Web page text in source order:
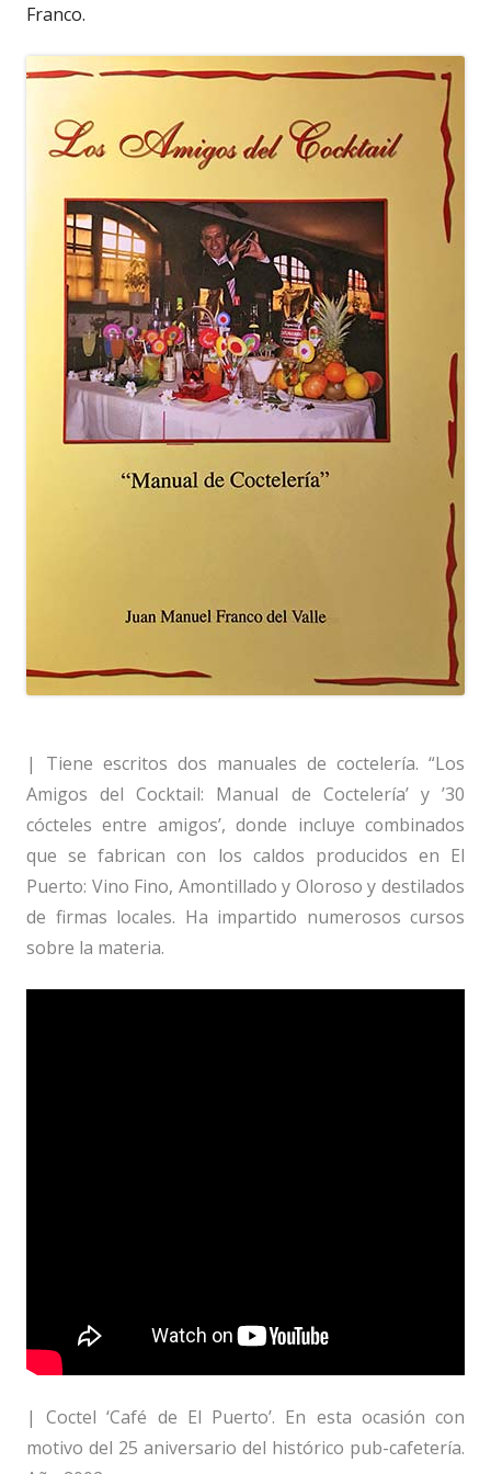
Franco.
| Tiene escritos dos manuales de coctelería. “Los
Amigos del Cocktail: Manual de Coctelería’ y ’30
cócteles entre amigos’, donde incluye combinados
que se fabrican con los caldos producidos en El
Puerto: Vino Fino, Amontillado y Oloroso y destilados
de firmas locales. Ha impartido numerosos cursos
sobre la materia.
| Coctel ‘Café de El Puerto’. En esta ocasión con
motivo del 25 aniversario del histórico pub-cafetería.